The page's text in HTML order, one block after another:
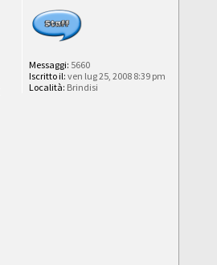
Messaggi: 5660
Iscritto il: ven lug 25, 2008 8:39 pm
Località: Brindisi